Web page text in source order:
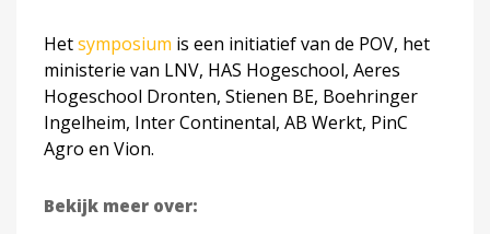
Hetsymposium is een initiatief van de POV, het
ministerie van LNV, HAS Hogeschool, Aeres
Hogeschool Dronten, Stienen BE, Boehringer
Ingelheim, Inter Continental, AB Werkt, PinC
Agro en Vion.
Bekijk meer over: